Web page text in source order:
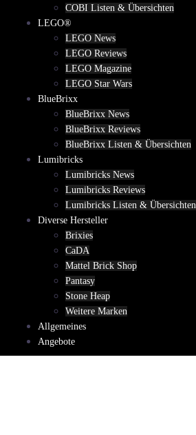
COBI Listen & Übersichten
LEGO®
LEGO News
LEGO Reviews
LEGO Magazine
LEGO Star Wars
BlueBrixx
BlueBrixx News
BlueBrixx Reviews
BlueBrixx Listen & Übersichten
Lumibricks
Lumibricks News
Lumibricks Reviews
Lumibricks Listen & Übersichten
Diverse Hersteller
Brixies
CaDA
Mattel Brick Shop
Pantasy
Stone Heap
Weitere Marken
Allgemeines
Angebote